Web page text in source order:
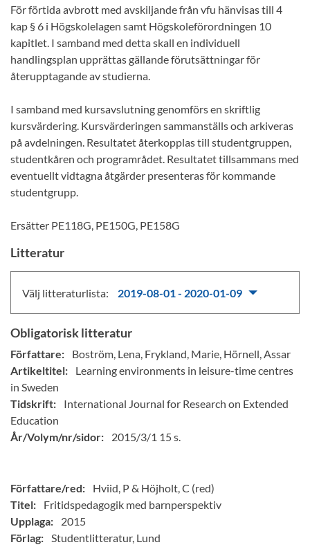
För förtida avbrott med avskiljande från vfu hänvisas till 4
kap § 6 i Högskolelagen samt Högskoleförordningen 10
kapitlet. I samband med detta skall en individuell
handlingsplan upprättas gällande förutsättningar för
återupptagande av studierna.
I samband med kursavslutning genomförs en skriftlig
kursvärdering. Kursvärderingen sammanställs och arkiveras
på avdelningen. Resultatet återkopplas till studentgruppen,
studentkåren och programrådet. Resultatet tillsammans med
eventuellt vidtagna åtgärder presenteras för kommande
studentgrupp.
Ersätter PE118G, PE150G, PE158G
Litteratur
Välj litteraturlista: 2019-08-01 - 2020-01-09
Obligatorisk litteratur
Författare:
Boström, Lena, Frykland, Marie, Hörnell, Assar
Artikeltitel:
Learning environments in leisure-time centres
in Sweden
Tidskrift:
International Journal for Research on Extended
Education
År/Volym/nr/sidor:
2015/3/1 15 s.
Författare/red:
Hviid, P & Höjholt, C (red)
Titel:
Fritidspedagogik med barnperspektiv
Upplaga:
2015
Förlag: Studentlitteratur, Lund